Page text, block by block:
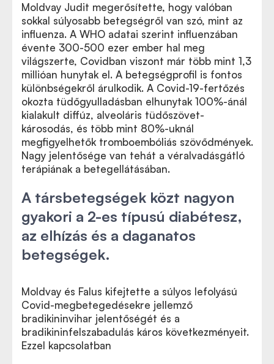
Moldvay Judit megerősítette, hogy valóban
sokkal súlyosabb betegségről van szó, mint az
influenza. A WHO adatai szerint influenzában
évente 300-500 ezer ember hal meg
világszerte, Covidban viszont már több mint 1,3
millióan hunytak el. A betegségprofil is fontos
különbségekről árulkodik. A Covid-19-fertőzés
okozta tüdőgyulladásban elhunytak 100%-ánál
kialakult diffúz, alveoláris tüdőszövet-
károsodás, és több mint 80%-uknál
megfigyelhetők tromboembóliás szövődmények.
Nagy jelentősége van tehát a véralvadásgátló
terápiának a betegellátásában.
A társbetegségek közt nagyon
gyakori a 2-es típusú diabétesz,
az elhízás és a daganatos
betegségek.
Moldvay és Falus kifejtette a súlyos lefolyású
Covid-megbetegedésekre jellemző
bradikininvihar jelentőségét és a
bradikininfelszabadulás káros következményeit.
Ezzel kapcsolatban